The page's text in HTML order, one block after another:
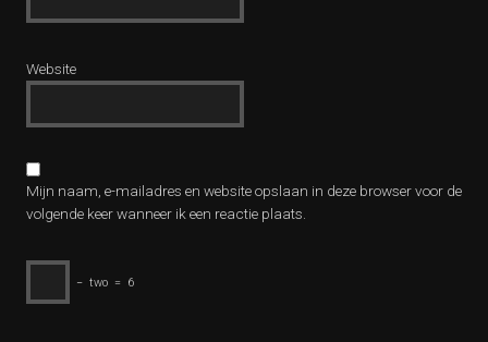
Website
Mijn naam, e-mailadres en website opslaan in deze browser voor de
volgende keer wanneer ik een reactie plaats.
− two = 6